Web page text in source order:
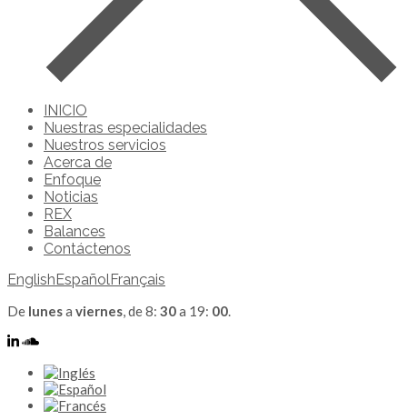
INICIO
Nuestras especialidades
Nuestros servicios
Acerca de
Enfoque
Noticias
REX
Balances
Contáctenos
EnglishEspañolFrançais
De lunesa viernes, de 8: 30a 19: 00.